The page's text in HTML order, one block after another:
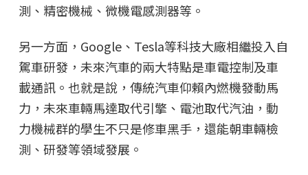
測、精密機械、微機電感測器等。
另一方面，Google、Tesla等科技大廠相繼投入自
駕車研發，未來汽車的兩大特點是車電控制及車
載通訊。也就是說，傳統汽車仰賴內燃機發動馬
力，未來車輛馬達取代引擎、電池取代汽油，動
力機械群的學生不只是修車黑手，還能朝車輛檢
測、研發等領域發展。